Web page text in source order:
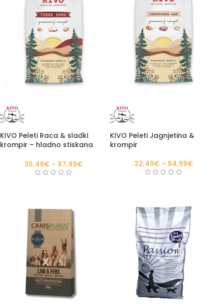
KIVO Peleti Raca & sladki
krompir – hladno stiskana
36,49€ – 87,99€
KIVO Peleti Jagnjetina &
krompir
32,49€ – 84,99€